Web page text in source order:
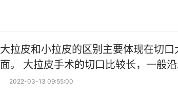
大拉皮和小拉皮的区别主要体现在切
面。 大拉皮手术的切口比较长，一般
后，切口大、创伤大，恢复时间也更
2022-03-13 09:55:00